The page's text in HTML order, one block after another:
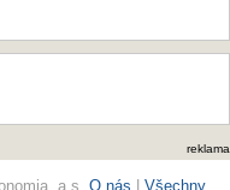
reklama
a.s. O nás Všechny